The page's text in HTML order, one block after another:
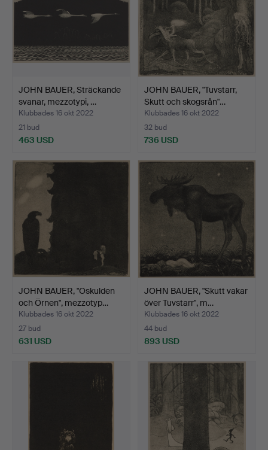
JOHN BAUER, Sträckande
svanar, mezzotypi, …
Klubbades 16 okt 2022
21 bud
463 USD
JOHN BAUER, "Tuvstarr,
Skutt och skogsrån"…
Klubbades 16 okt 2022
32 bud
736 USD
JOHN BAUER, "Oskulden
och Örnen", mezzotyp…
Klubbades 16 okt 2022
27 bud
631 USD
JOHN BAUER, "Skutt vakar
över Tuvstarr", m…
Klubbades 16 okt 2022
44 bud
893 USD